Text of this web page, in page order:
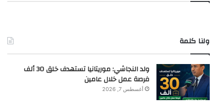
ولنا كلمة
ولد النجاشي: موريتانيا تستهدف خلق 30 ألف
فرصة عمل خلال عامين
أغسطس 7, 2026